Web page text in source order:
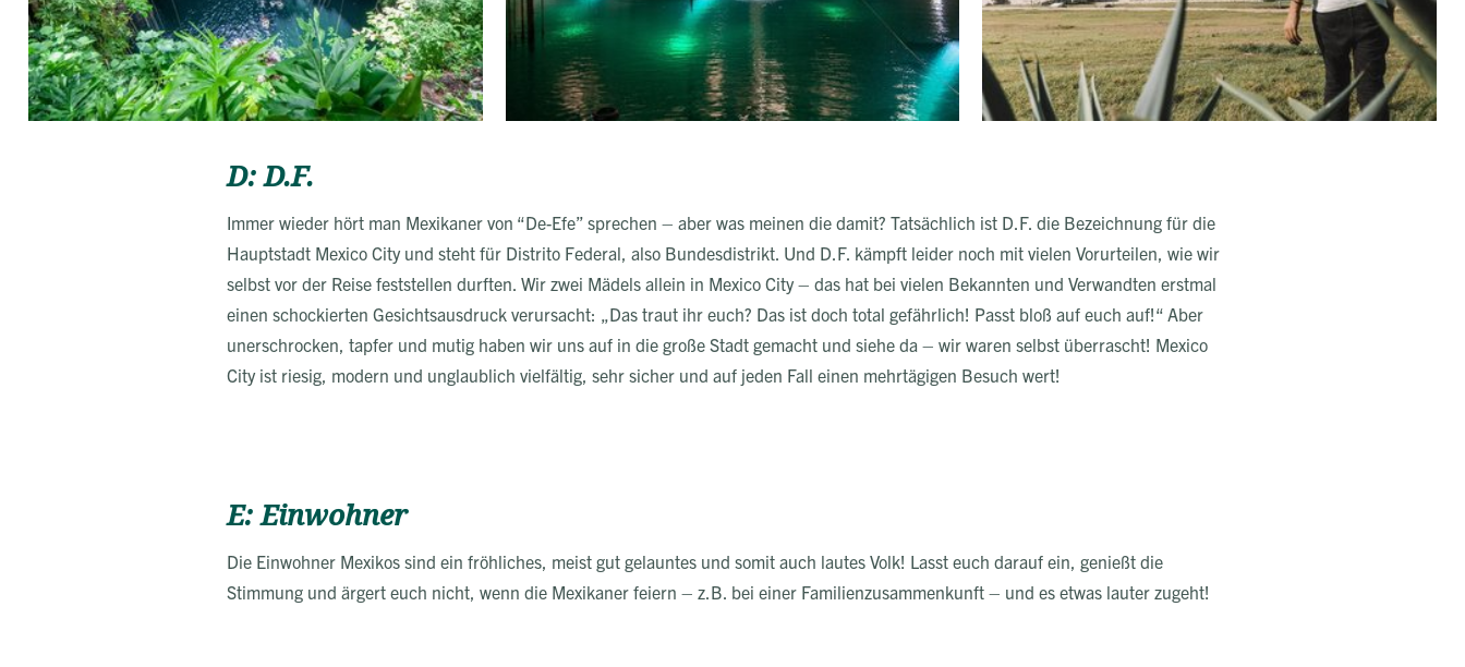
D: D.F.
Immer wieder hört man Mexikaner von “De-Efe” sprechen – aber was meinen die damit? Tatsächlich ist D.F. die Bezeichnung für die
Hauptstadt Mexico City und steht für Distrito Federal, also Bundesdistrikt. Und D.F. kämpft leider noch mit vielen Vorurteilen, wie wir
selbst vor der Reise feststellen durften. Wir zwei Mädels allein in Mexico City – das hat bei vielen Bekannten und Verwandten erstmal
einen schockierten Gesichtsausdruck verursacht: „Das traut ihr euch? Das ist doch total gefährlich! Passt bloß auf euch auf!“ Aber
unerschrocken, tapfer und mutig haben wir uns auf in die große Stadt gemacht und siehe da – wir waren selbst überrascht! Mexico
City ist riesig, modern und unglaublich vielfältig, sehr sicher und auf jeden Fall einen mehrtägigen Besuch wert!
E: Einwohner
Die Einwohner Mexikos sind ein fröhliches, meist gut gelauntes und somit auch lautes Volk! Lasst euch darauf ein, genießt die
Stimmung und ärgert euch nicht, wenn die Mexikaner feiern – z.B. bei einer Familienzusammenkunft – und es etwas lauter zugeht!